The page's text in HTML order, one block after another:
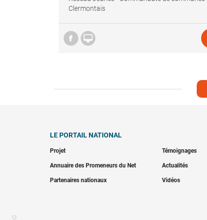
Clermontais

LE PORTAIL NATIONAL
Projet Témoignages
Annuaire des Promeneurs du Net Actualités
Partenaires nationaux Vidéos